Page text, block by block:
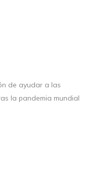
de ayudar a las
la pandemia mundial